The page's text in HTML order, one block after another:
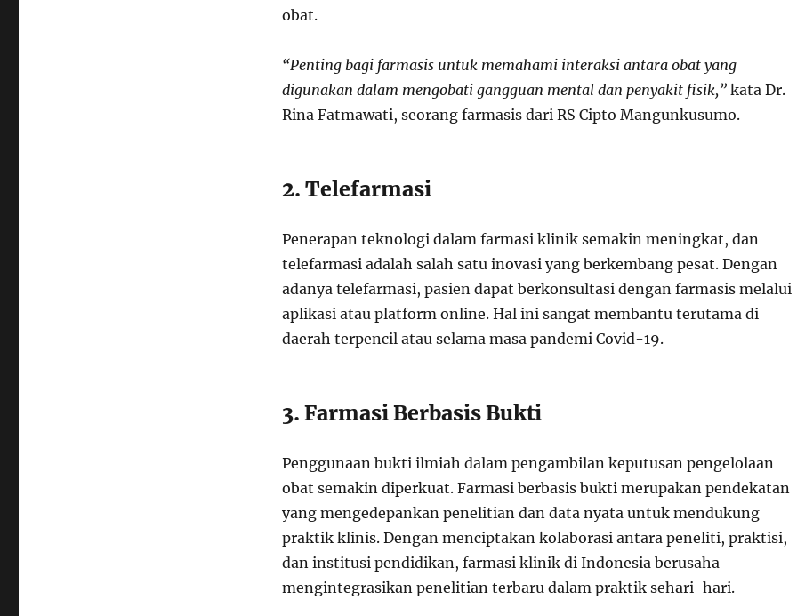
obat.
“Penting bagi farmasis untuk memahami interaksi antara obat yang
digunakan dalam mengobati gangguan mental dan penyakit fisik,”kata Dr.
Rina Fatmawati, seorang farmasis dari RS Cipto Mangunkusumo.
2. Telefarmasi
Penerapan teknologi dalam farmasi klinik semakin meningkat, dan
telefarmasi adalah salah satu inovasi yang berkembang pesat. Dengan
adanya telefarmasi, pasien dapat berkonsultasi dengan farmasis melalui
aplikasi atau platform online. Hal ini sangat membantu terutama di
daerah terpencil atau selama masa pandemi Covid-19.
3. Farmasi Berbasis Bukti
Penggunaan bukti ilmiah dalam pengambilan keputusan pengelolaan
obat semakin diperkuat. Farmasi berbasis bukti merupakan pendekatan
yang mengedepankan penelitian dan data nyata untuk mendukung
praktik klinis. Dengan menciptakan kolaborasi antara peneliti, praktisi,
dan institusi pendidikan, farmasi klinik di Indonesia berusaha
mengintegrasikan penelitian terbaru dalam praktik sehari-hari.